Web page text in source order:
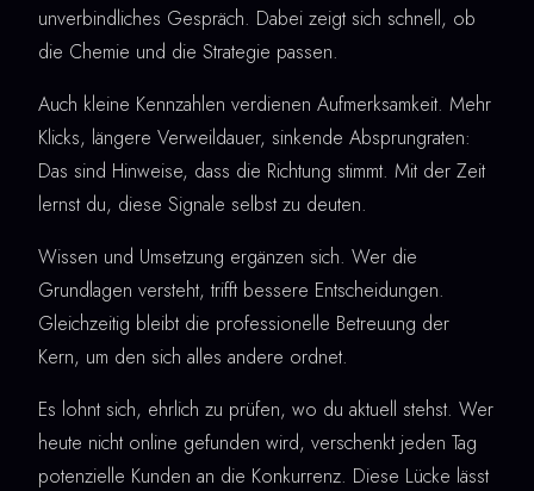
unverbindliches Gespräch. Dabei zeigt sich schnell, ob
die Chemie und die Strategie passen.
Auch kleine Kennzahlen verdienen Aufmerksamkeit. Mehr
Klicks, längere Verweildauer, sinkende Absprungraten:
Das sind Hinweise, dass die Richtung stimmt. Mit der Zeit
lernst du, diese Signale selbst zu deuten.
Wissen und Umsetzung ergänzen sich. Wer die
Grundlagen versteht, trifft bessere Entscheidungen.
Gleichzeitig bleibt die professionelle Betreuung der
Kern, um den sich alles andere ordnet.
Es lohnt sich, ehrlich zu prüfen, wo du aktuell stehst. Wer
heute nicht online gefunden wird, verschenkt jeden Tag
potenzielle Kunden an die Konkurrenz. Diese Lücke lässt